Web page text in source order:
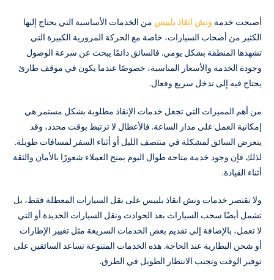
أصبحت خدمة ونش انقاذ بلبيس من الخدمات الأساسية التي يحتاج إليها
الكثير من أصحاب السيارات، خاصة مع الحركة المرورية الكبيرة التي
تشهدها المنطقة بشكل يومي. فالسائق دائمًا يبحث عن سرعة الوصول
وجودة الخدمة والأسعار المناسبة، خصوصًا عندما يكون في موقف طارئ
يحتاج فيه إلى تدخل سريع وفعال.
من أهم المميزات التي تجعل خدمات الإنقاذ مطلوبة بشكل مستمر هي
إمكانية العمل على مدار الساعة. فالأعطال لا ترتبط بوقت محدد، وقد
يتعرض السائق لمشكلة في منتصف الليل أو أثناء السفر لمسافات طويلة.
لذلك فإن وجود خدمة متاحة طوال اليوم يمنح العملاء شعورًا بالأمان والثقة
أثناء القيادة.
ولا تقتصر خدمات ونش انقاذ بلبيس على نقل السيارات المعطلة فقط، بل
تشمل أيضًا سحب السيارات بعد الحوادث ونقل السيارات الجديدة أو التي
لا تعمل، بالإضافة إلى تقديم بعض الخدمات السريعة مثل تغيير الإطارات
أو شحن البطارية عند الحاجة. هذه الخدمات المتنوعة تساعد السائقين على
توفير الوقت وتجنب الانتظار الطويل في الطرق.